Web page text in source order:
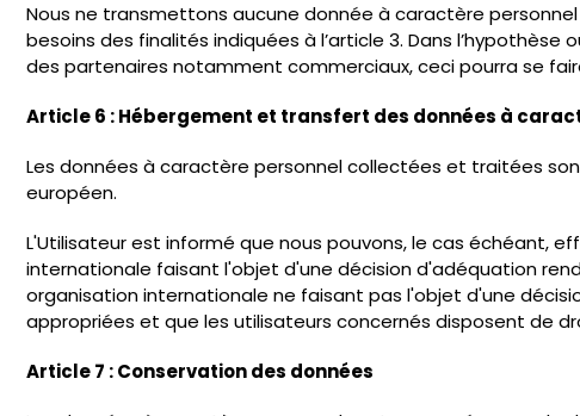
Nous ne transmettons aucune donnée à caractère
besoins des finalités indiquées à l’article 3. Dans
des partenaires notamment commerciaux, ceci pourra se
Article 6 : Hébergement et transfert des données à
Les données à caractère personnel collectées et traitées
européen.
L'Utilisateur est informé que nous pouvons, le cas échéant,
internationale faisant l'objet d'une décision d'adéquation
organisation internationale ne faisant pas l'objet d'une
appropriées et que les utilisateurs concernés disposent de
Article 7 : Conservation des données